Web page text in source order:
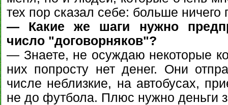
тех пор сказал себе: больше ничего
— Какие же шаги нужно
число "договорняков"?
— Знаете, не осуждаю некоторые
них попросту нет денег. Они
числе неблизкие, на автобусах,
не до футбола. Плюс нужно деньги